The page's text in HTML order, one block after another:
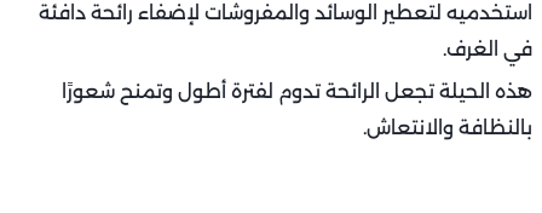
استخدميه لتعطير الوسائد والمفروشات لإضفاء رائحة دافئة
في الغرف.
هذه الحيلة تجعل الرائحة تدوم لفترة أطول وتمنح شعورًا
بالنظافة والانتعاش.